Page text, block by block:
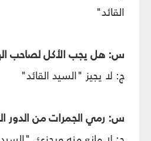
القائد"
س: هل يجب الأكل لصاحب
ج: لا يجيز "السيد القائد"
س: رمي الجمرات من الدور